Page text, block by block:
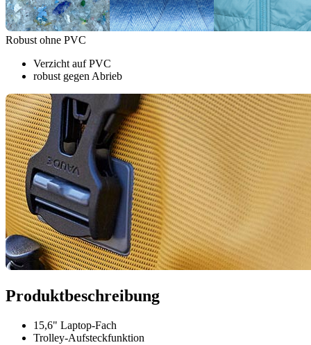
Robust ohne PVC
Verzicht auf PVC
robust gegen Abrieb
Produktbeschreibung
15,6" Laptop-Fach
Trolley-Aufsteckfunktion